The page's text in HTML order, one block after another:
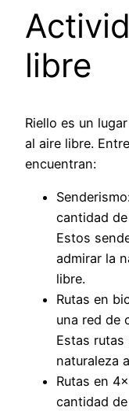
libre
Riello es un
al aire libre.
encuentran:
cantidad
Estos
admirar la
libre.
Rutas en
una red de
Estas rutas
naturaleza
Rutas en
cantidad